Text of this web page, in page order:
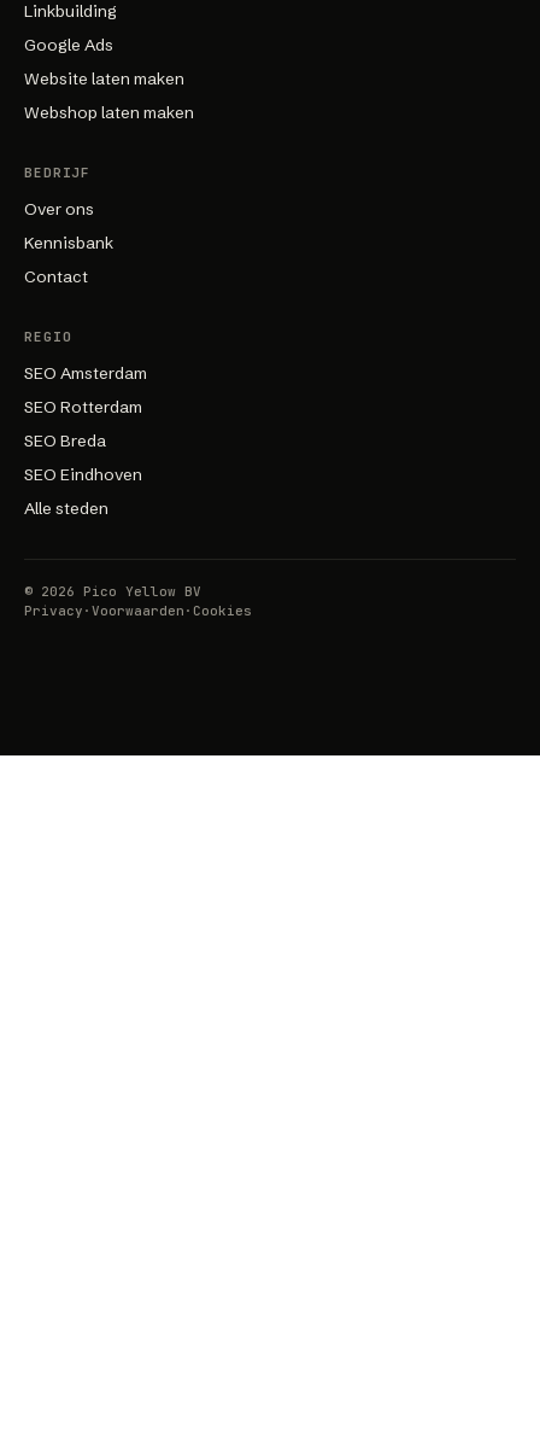
Linkbuilding
Google Ads
Website laten maken
Webshop laten maken
BEDRIJF
Over ons
Kennisbank
Contact
REGIO
SEO Amsterdam
SEO Rotterdam
SEO Breda
SEO Eindhoven
Alle steden
© 2026
Pico Yellow BV
Privacy · Voorwaarden · Cookies